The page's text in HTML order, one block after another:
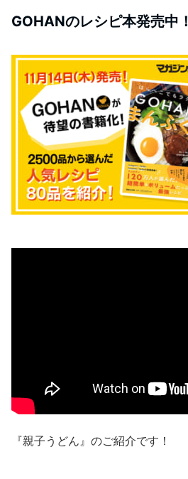
GOHANのレシピ本発売中！
『親子うどん』のご紹介です！